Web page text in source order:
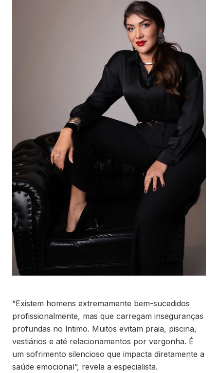
“Existem homens extremamente bem-sucedidos
profissionalmente, mas que carregam inseguranças
profundas no íntimo. Muitos evitam praia, piscina,
vestiários e até relacionamentos por vergonha. É
um sofrimento silencioso que impacta diretamente a
saúde emocional”, revela a especialista.